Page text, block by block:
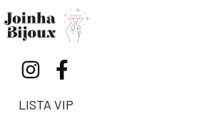
LISTA VIP